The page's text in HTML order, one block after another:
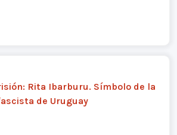
Rita Ibarburu. Símbolo de la
de Uruguay